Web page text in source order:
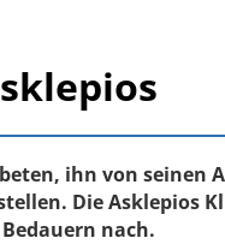
ihn von seinen
Die Asklepios
nach.